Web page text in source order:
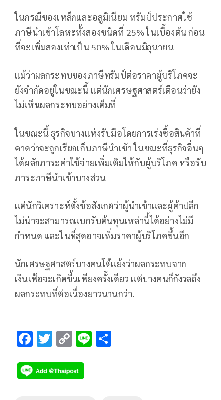
ในกรณีของเหล็กและอลูมิเนียม ทรัมป์ประกาศใช้
ภาษีนำเข้าโลหะทั้งสองชนิดที่ 25% ในเบื้องต้น ก่อน
ที่จะเพิ่มสองเท่าเป็น 50% ในเดือนมิถุนายน
แม้ว่าผลกระทบของภาษีทรัมป์ต่อราคาผู้บริโภคจะ
ยังจำกัดอยู่ในขณะนี้ แต่นักเศรษฐศาสตร์เตือนว่ายัง
ไม่เห็นผลกระทบอย่างเต็มที่
ในขณะนี้ ธุรกิจบางแห่งรับมือโดยการเร่งซื้อสินค้าที่
คาดว่าจะถูกเรียกเก็บภาษีนำเข้า ในขณะที่ธุรกิจอื่นๆ
ได้ผลักภาระค่าใช้จ่ายเพิ่มเติมให้กับผู้บริโภค หรือรับ
ภาระภาษีนำเข้าบางส่วน
แต่นักวิเคราะห์ตั้งข้อสังเกตว่าผู้นำเข้าและผู้ค้าปลีก
ไม่น่าจะสามารถแบกรับต้นทุนเหล่านี้ได้อย่างไม่มี
กำหนด และในที่สุดอาจเพิ่มราคาผู้บริโภคขึ้นอีก
นักเศรษฐศาสตร์บางคนโต้แย้งว่าผลกระทบจาก
เงินเฟ้อจะเกิดขึ้นเพียงครั้งเดียว แต่บางคนก็กังวลถึง
ผลกระทบที่ต่อเนื่องยาวนานกว่า.
F
e
b
T
tt
er
C
p
y
Li